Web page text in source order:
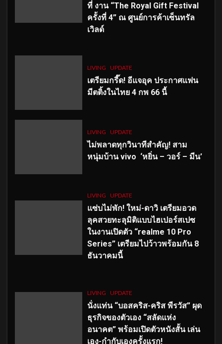
ที่ งาน “The Royal Gift Festival
ครั้งที่ 4” ณ ศูนย์การค้าเซ็นทรัล
เวิลด์
LIVING UPDATE
เตรียมกรี๊ด! อีแจอุค ประกาศแฟน
มีตติ้งในไทย 4 กพ 66 นี้
LIVING UPDATE
ไม่พลาดทุกวินาทีสำคัญ! สาม
หนุ่มบ้าน vivo ‘หยิ่น – วอร์ – มีน’
LIVING UPDATE
แซ่บไม่พัก! ใหม่-ดาวิ เตรียมอวด
ลุคสวยทะลุมิติแบบไฮเปอร์สเปซ
ในงานเปิดตัว “realme 10 Pro
Series” เตรียมไปว้าวพร้อมกัน 8
ธันวาคมนี้
LIVING UPDATE
นั่งแท่น “บอสคริส-คริส พีรวัส” ผุด
ธุรกิจของตัวเอง “สลัดแห่ง
อนาคต” พร้อมเปิดตัวหนังสั้น เล่น
เอง-กำกับเองครั้งแรก!